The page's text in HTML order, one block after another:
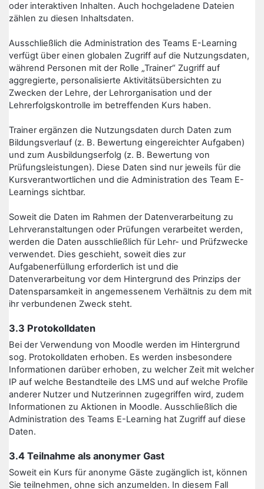
oder interaktiven Inhalten. Auch hochgeladene Dateien
zählen zu diesen Inhaltsdaten.
Ausschließlich die Administration des Teams E-Learning
verfügt über einen globalen Zugriff auf die Nutzungsdaten,
während Personen mit der Rolle „Trainer“ Zugriff auf
aggregierte, personalisierte Aktivitätsübersichten zu
Zwecken der Lehre, der Lehrorganisation und der
Lehrerfolgskontrolle im betreffenden Kurs haben.
Trainer ergänzen die Nutzungsdaten durch Daten zum
Bildungsverlauf (z. B. Bewertung eingereichter Aufgaben)
und zum Ausbildungserfolg (z. B. Bewertung von
Prüfungsleistungen). Diese Daten sind nur jeweils für die
Kursverantwortlichen und die Administration des Team E-
Learnings sichtbar.
Soweit die Daten im Rahmen der Datenverarbeitung zu
Lehrveranstaltungen oder Prüfungen verarbeitet werden,
werden die Daten ausschließlich für Lehr- und Prüfzwecke
verwendet. Dies geschieht, soweit dies zur
Aufgabenerfüllung erforderlich ist und die
Datenverarbeitung vor dem Hintergrund des Prinzips der
Datensparsamkeit in angemessenem Verhältnis zu dem mit
ihr verbundenen Zweck steht.
3.3 Protokolldaten
Bei der Verwendung von Moodle werden im Hintergrund
sog. Protokolldaten erhoben. Es werden insbesondere
Informationen darüber erhoben, zu welcher Zeit mit welcher
IP auf welche Bestandteile des LMS und auf welche Profile
anderer Nutzer und Nutzerinnen zugegriffen wird, zudem
Informationen zu Aktionen in Moodle. Ausschließlich die
Administration des Teams E-Learning hat Zugriff auf diese
Daten.
3.4 Teilnahme als anonymer Gast
Soweit ein Kurs für anonyme Gäste zugänglich ist, können
Sie teilnehmen, ohne sich anzumelden. In diesem Fall